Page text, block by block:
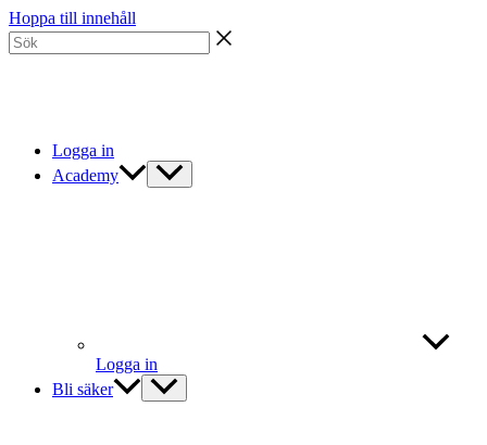
Hoppa till innehåll
Logga in
Academy
Logga in
Bli säker